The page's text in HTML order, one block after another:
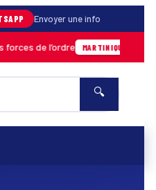
Envoyer une info
de l’ordre MARTINIQUE
🔍